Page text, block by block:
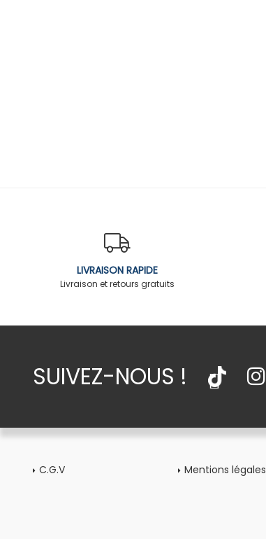
LIVRAISON RAPIDE
Livraison et retours gratuits
SUIVEZ-NOUS !
C.G.V Mentions légales